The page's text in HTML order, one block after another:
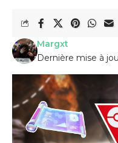
Dernière mise à
Margxt